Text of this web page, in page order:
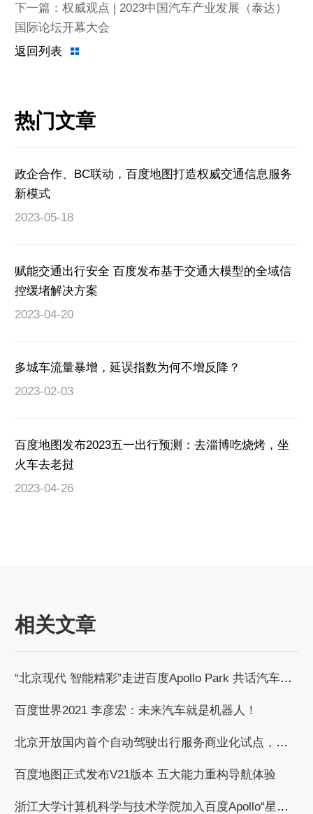
返回列表
下一篇：权威观点 | 2023中国汽车产业发展（泰达）
国际论坛开幕大会
热门文章
政企合作、BC联动，百度地图打造权威交通信息服务
新模式
2023-05-18
赋能交通出行安全 百度发布基于交通大模型的全域信
控缓堵解决方案
2023-04-20
多城车流量暴增，延误指数为何不增反降？
2023-02-03
百度地图发布2023五一出行预测：去淄博吃烧烤，坐
火车去老挝
2023-04-26
相关文章
“北京现代 智能精彩”走进百度Apollo Park 共话汽车智能化发展浪潮
百度世界2021 李彦宏：未来汽车就是机器人！
北京开放国内首个自动驾驶出行服务商业化试点，百度获自动驾驶商业化收费试点许可
百度地图正式发布V21版本 五大能力重构导航体验
浙江大学计算机科学与技术学院加入百度Apollo“星火计划”，共建自动驾驶繁荣生态